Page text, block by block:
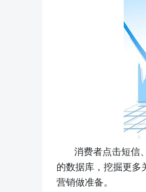
消费者点击短信
的数据库，挖掘更多
营销做准备。